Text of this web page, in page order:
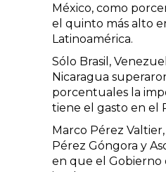
México, como
el quinto más alto
Latinoamérica.
Sólo Brasil,
Nicaragua
porcentuales la
tiene el gasto en el
Marco Pérez
Pérez Góngora y
en que el Gobierno